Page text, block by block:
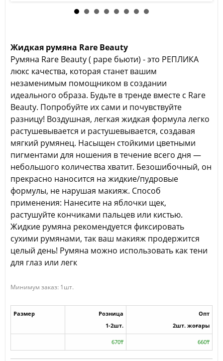
Жидкая румяна Rare Beauty
Румяна Rare Beauty ( раре бьюти) - это РЕПЛИКА
люкс качества, которая станет вашим
незаменимым помощником в создании
идеального образа. Будьте в тренде вместе с Rare
Beauty. Попробуйте их сами и почувствуйте
разницу! Воздушная, легкая жидкая формула легко
растушевывается и растушевывается, создавая
мягкий румянец. Насыщен стойкими цветными
пигментами для ношения в течение всего дня —
небольшого количества хватит. Безошибочный, он
прекрасно наносится на жидкие/пудровые
формулы, не нарушая макияж. Способ
применения: Нанесите на яблочки щек,
растушуйте кончиками пальцев или кистью.
Жидкие румяна рекомендуется фиксировать
сухими румянами, так ваш макияж продержится
целый день! Румяна можно использовать как тени
для глаз или легк
Минимум заказ: 1шт.
Размер
Розница
1-2шт.
Опт
2шт. жоғары
670₸ 660₸